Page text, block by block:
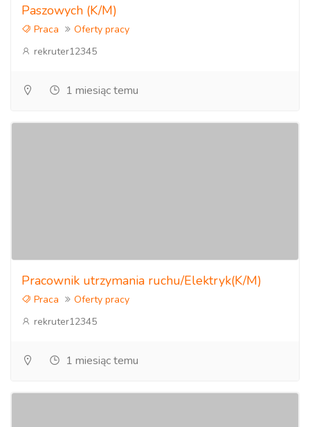
Paszowych (K/M)
Praca
Oferty pracy
rekruter12345
1 miesiąc temu
Pracownik utrzymania ruchu/Elektryk(K/M)
Praca
Oferty pracy
rekruter12345
1 miesiąc temu